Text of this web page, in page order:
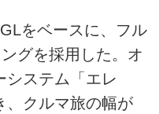
をベースに、フル
グを採用した。オ
システム「エレ
、クルマ旅の幅が